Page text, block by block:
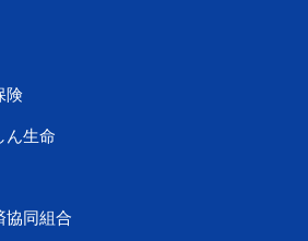
険
ん生命
協同組合